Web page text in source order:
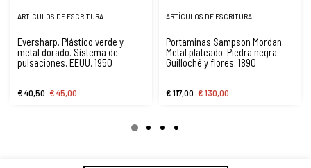
ARTÍCULOS DE ESCRITURA
Eversharp. Plástico verde y
metal dorado. Sistema de
pulsaciones. EEUU. 1950
€ 40,50 € 45,00
ARTÍCULOS DE ESCRITURA
Portaminas Sampson Mordan.
Metal plateado. Piedra negra.
Guilloché y flores. 1890
€ 117,00 € 130,00